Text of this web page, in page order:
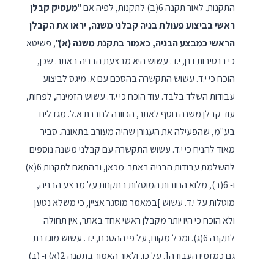
התקנות. לאור תקנה 6(ב) לתקנות, לפיה אם "
מעסיק קבלן
ראשי בביצוע פעולת בניה קבלני משנה, יראו את הקבלן
הראשי כמבצע הבניה, כאמור בתקנת משנה(א)", פשיטא
כי בנסיבות דנן, י.ד. עשוש היא מבצעת הבניה באתר. שכן,
הוכח כי י.ד. עשוש התקשרה בהסכם עם א. מיגס לביצוע
עבודות השלד בלבד. עוד הוכח כי י.ד. עשוש הזמינה, לפחות,
עוד קבלן משנה נוסף לאתר, הכוונה לחברת א.ל. מגדלים
בע"מ, שהפעילה את העגורן שהיה מעורב בתאונה. סביר
מאוד להניח כי י.ד. עשוש התקשרה עם קבלני משנה נוספים
להשלמת עבודות הבניה באתר. מכאן, ובהתאם לתקנות 6(א)
ו- 6(ב), מלוא החובות המוטלות בתקנות על מבצע הבניה,
מוטלות על י.ד. עשוש ]במאמר מוסגר אציין, כי משלא נטען
ולא הוכח כי היו יותר מקבלן ראשי אחד באתר, אין תחולה
לתקנה 6(ג). ומכל מקום, על פי ההסכם, י.ד. עשוש מוגדרת
גם כמזמין העבודה[. על כן, ולאור האמור בתקנה 2(א) ו- (ב)